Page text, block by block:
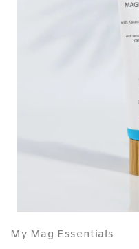
My Mag Essentials